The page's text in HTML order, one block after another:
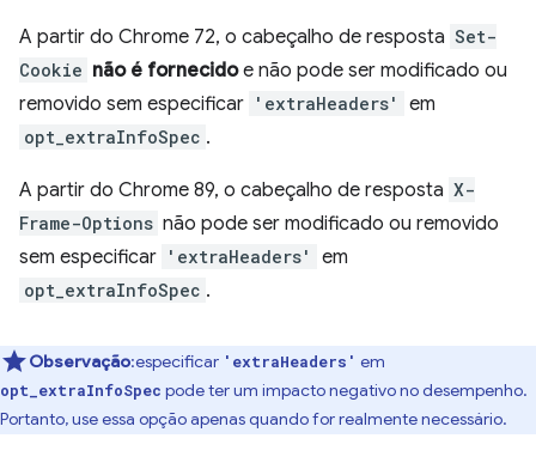
A partir do Chrome 72, o cabeçalho de resposta Set-
Cookie não é fornecidoe não pode ser modificado ou
removido sem especificar 'extraHeaders' em
opt_extraInfoSpec .
A partir do Chrome 89, o cabeçalho de resposta X-
Frame-Options não pode ser modificado ou removido
sem especificar 'extraHeaders' em
opt_extraInfoSpec .
Observação:especificar 'extraHeaders' em
opt_extraInfoSpec pode ter um impacto negativo no desempenho.
Portanto, use essa opção apenas quando for realmente necessário.